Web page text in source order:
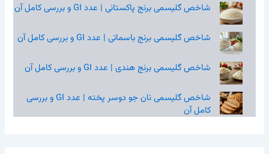
شاخص گلیسمی برنج پاکستانی | عدد GI و بررسی کامل آن
شاخص گلیسمی برنج باسماتی | عدد GI و بررسی کامل آن
شاخص گلیسمی برنج هندی | عدد GI و بررسی کامل آن
شاخص گلیسمی نان جو دوسر پخته | عدد GI و بررسی
کامل آن